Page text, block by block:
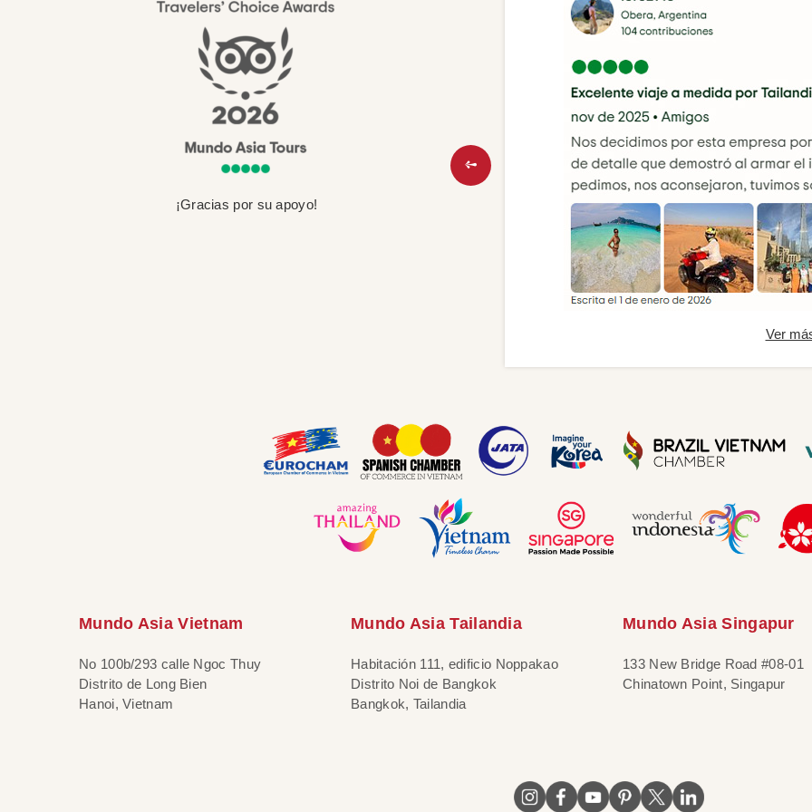
¡Gracias por su apoyo!
Ver
Mundo Asia Vietnam
No 100b/293 calle Ngoc Thuy
Distrito de Long Bien
Hanoi, Vietnam
Mundo Asia Tailandia
Habitación 111, edificio Noppakao
Distrito Noi de Bangkok
Bangkok, Tailandia
Mundo Asia Singapur
133 New Bridge Road #08-01
Chinatown Point, Singapur